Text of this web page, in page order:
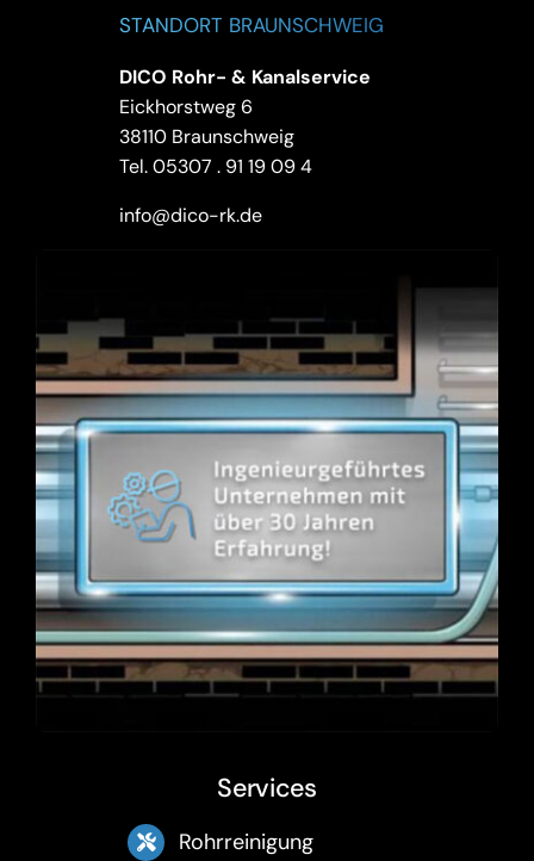
STANDORT BRAUNSCHWEIG
DICO Rohr- & Kanalservice
Eickhorstweg 6
38110 Braunschweig
Tel.05307 . 91 19 09 4
info@dico-rk.de
Services
Rohrreinigung